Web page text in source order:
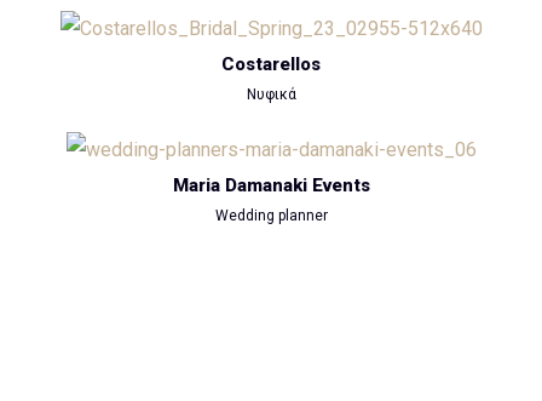
Costarellos
Νυφικά
Maria Damanaki Events
Wedding planner